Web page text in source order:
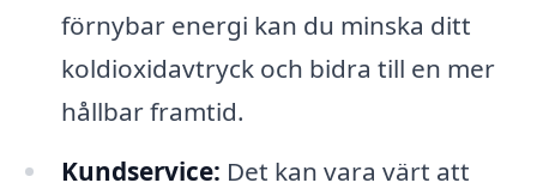
förnybar energi kan du minska ditt
koldioxidavtryck och bidra till en mer
hållbar framtid.
Kundservice: Det kan vara värt att